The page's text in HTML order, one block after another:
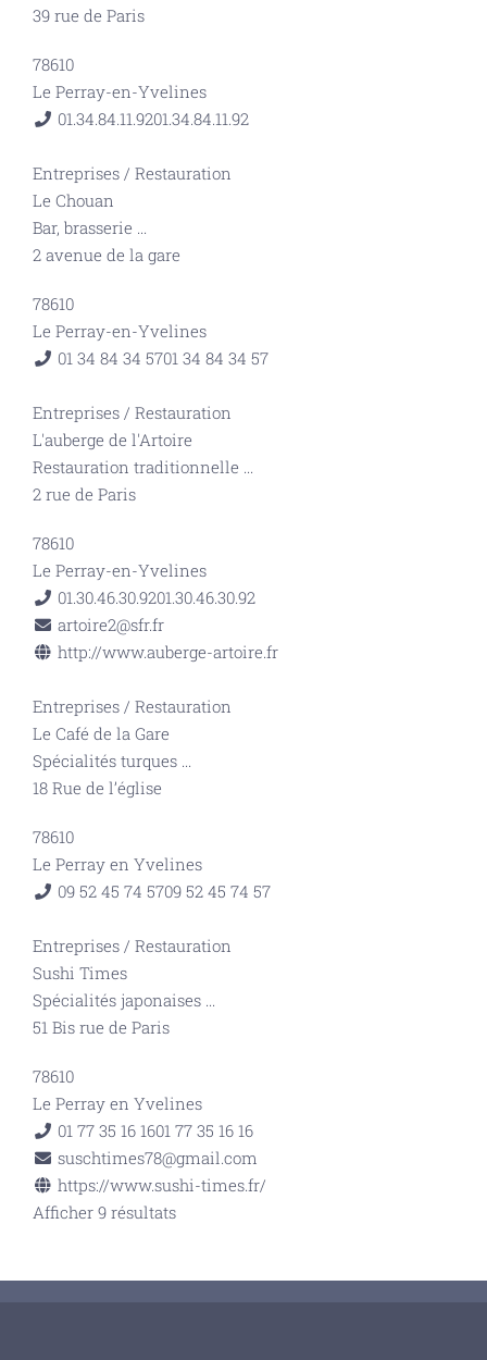
39 rue de Paris
78610
Le Perray-en-Yvelines
01.34.84.11.9201.34.84.11.92
Entreprises / Restauration
Le Chouan
Bar, brasserie ...
2 avenue de la gare
78610
Le Perray-en-Yvelines
01 34 84 34 5701 34 84 34 57
Entreprises / Restauration
L'auberge de l'Artoire
Restauration traditionnelle ...
2 rue de Paris
78610
Le Perray-en-Yvelines
01.30.46.30.9201.30.46.30.92
artoire2@sfr.fr
http://www.auberge-artoire.fr
Entreprises / Restauration
Le Café de la Gare
Spécialités turques ...
18 Rue de l’église
78610
Le Perray en Yvelines
09 52 45 74 5709 52 45 74 57
Entreprises / Restauration
Sushi Times
Spécialités japonaises ...
51 Bis rue de Paris
78610
Le Perray en Yvelines
01 77 35 16 1601 77 35 16 16
suschtimes78@gmail.com
https://www.sushi-times.fr/
Afficher 9 résultats